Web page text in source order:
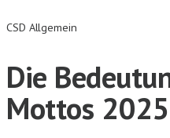
CSD Allgemein
Die
Mottos 2025